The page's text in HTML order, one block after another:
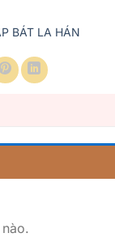
BÁT LA HÁN